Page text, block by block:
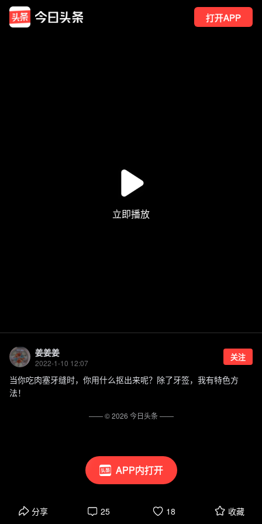
打开APP
APP内打开
姜姜姜
2022-1-10 12:07
关注
当你吃肉塞牙缝时，你用什么抠出来呢？除了牙签，我有特色方
法！
分享 25 18 收藏
—— ©2026 今日头条——